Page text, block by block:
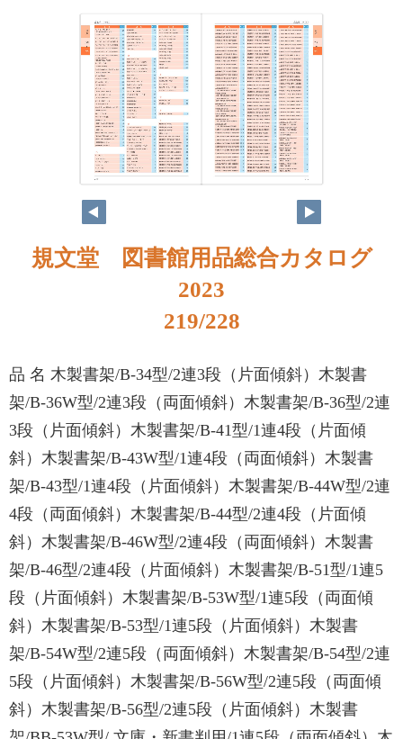
規文堂 図書館用品総合カタログ
2023
219/228
品 名 木製書架/B-34型/2連3段（片面傾斜）木製書
架/B-36W型/2連3段（両面傾斜）木製書架/B-36型/2連
3段（片面傾斜）木製書架/B-41型/1連4段（片面傾
斜）木製書架/B-43W型/1連4段（両面傾斜）木製書
架/B-43型/1連4段（片面傾斜）木製書架/B-44W型/2連
4段（両面傾斜）木製書架/B-44型/2連4段（片面傾
斜）木製書架/B-46W型/2連4段（両面傾斜）木製書
架/B-46型/2連4段（片面傾斜）木製書架/B-51型/1連5
段（片面傾斜）木製書架/B-53W型/1連5段（両面傾
斜）木製書架/B-53型/1連5段（片面傾斜）木製書
架/B-54W型/2連5段（両面傾斜）木製書架/B-54型/2連
5段（片面傾斜）木製書架/B-56W型/2連5段（両面傾
斜）木製書架/B-56型/2連5段（片面傾斜）木製書